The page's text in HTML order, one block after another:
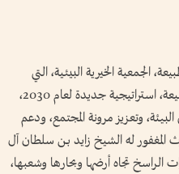
الجمعية الخيرية البيئية، التي
تعمل بالتعاون مع الصندوق العالمي للطبيعة، استراتيجية جديدة لعام 2030،
وتعزيز مرونة المجتمع، ودعم
المغفور له الشيخ زايد بـن سلطان آل
الراسخ تجاه أرضها وبحارها وشعبها،